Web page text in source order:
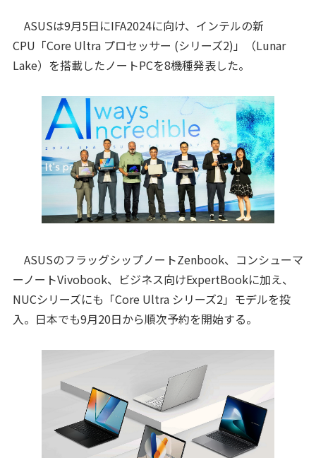
ASUSは9月5日にIFA2024に向け、インテルの新
CPU「Core Ultra プロセッサー (シリーズ2)」（Lunar
Lake）を搭載したノートPCを8機種発表した。
ASUSのフラッグシップノートZenbook、コンシューマ
ーノートVivobook、ビジネス向けExpertBookに加え、
NUCシリーズにも「Core Ultra シリーズ2」モデルを投
入。日本でも9月20日から順次予約を開始する。